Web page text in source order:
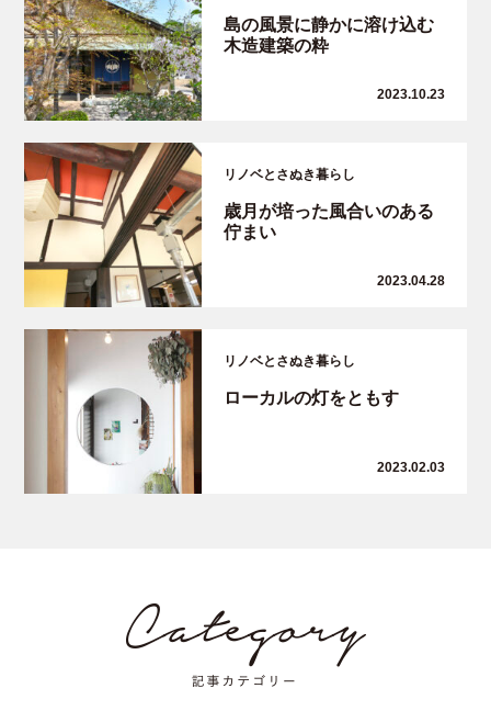
島の風景に静かに溶け込む
木造建築の粋
2023.10.23
リノベとさぬき暮らし
歳月が培った風合いのある
佇まい
2023.04.28
リノベとさぬき暮らし
ローカルの灯をともす
2023.02.03